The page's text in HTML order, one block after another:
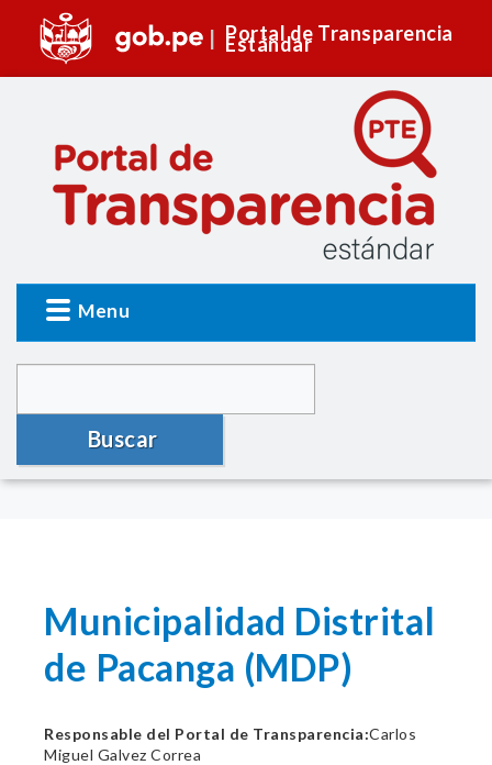
Portal de Transparencia
Estándar
Menu
Buscar
Municipalidad Distrital
de Pacanga (MDP)
Responsable del Portal de Transparencia:Carlos
Miguel Galvez Correa